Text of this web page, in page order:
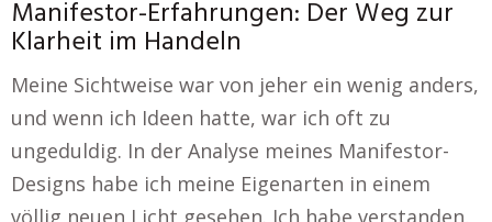
Manifestor-Erfahrungen: Der Weg zur
Klarheit im Handeln
Meine Sichtweise war von jeher ein wenig anders,
und wenn ich Ideen hatte, war ich oft zu
ungeduldig. In der Analyse meines Manifestor-
Designs habe ich meine Eigenarten in einem
völlig neuen Licht gesehen. Ich habe verstanden,